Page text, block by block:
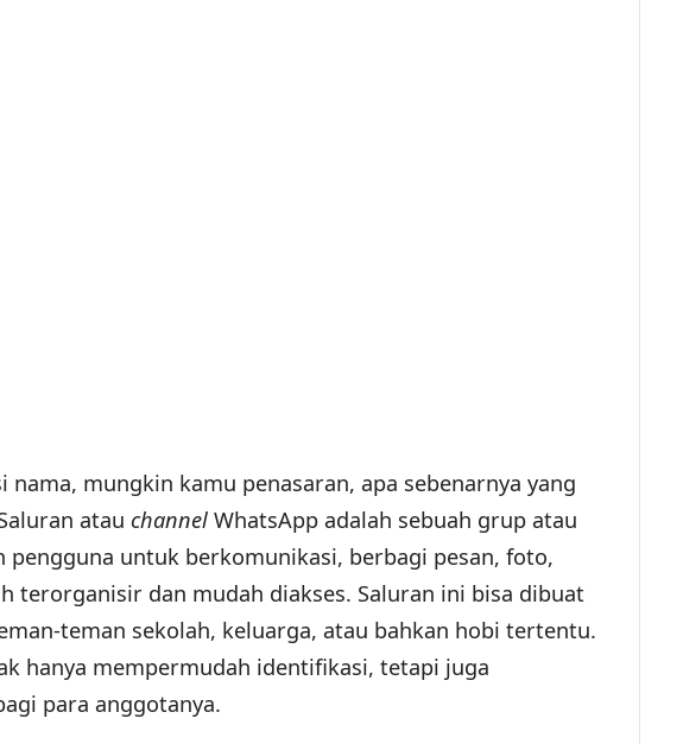
nama, mungkin kamu penasaran, apa sebenarnya yang
atau channel WhatsApp adalah sebuah grup atau
untuk berkomunikasi, berbagi pesan, foto,
terorganisir dan mudah diakses. Saluran ini bisa dibuat
teman sekolah, keluarga, atau bahkan hobi tertentu.
hanya mempermudah identifikasi, tetapi juga
para anggotanya.